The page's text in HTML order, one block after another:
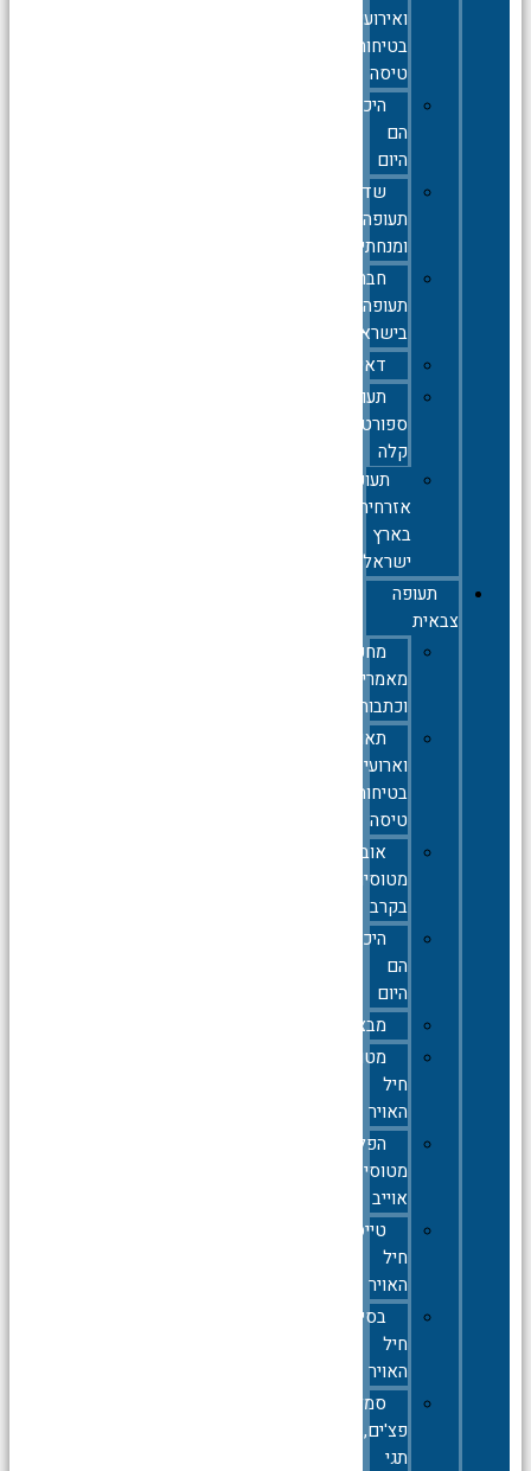
ואירועי
בטיחות
היכן
שדות
תעופה
ומנחתים
חברות
תעופה
בישראל
דאייה
תעופה
ספורטיבית
תעופה
אזרחית
בארץ
ישראל
תעופה
צבאית
מחקרים,
מאמרים
וכתבות
תאונות
וארועי
בטיחות
אובדן
מטוסים
היכן
מבצעים
מטוסי
הפלות
מטוסי
טייסות
בסיסי
סמלים,סיכות,
פצ'ים,